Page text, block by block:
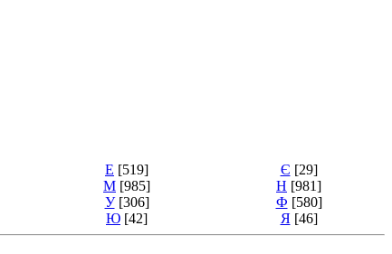
Е [519] Є [29]
М [985] Н [981]
У [306] Ф [580]
Ю [42] Я [46]